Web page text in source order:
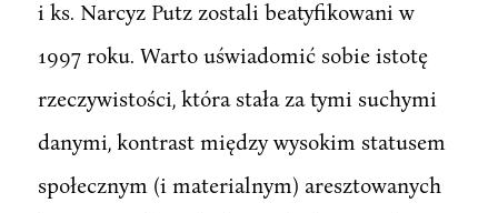
i ks. Narcyz Putz zostali beatyfikowani w
1997 roku. Warto uświadomić sobie istotę
rzeczywistości, która stała za tymi suchymi
danymi, kontrast między wysokim statusem
społecznym (i materialnym) aresztowanych